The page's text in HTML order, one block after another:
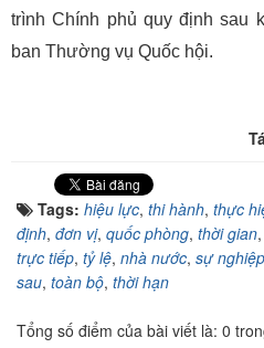
trình Chính phủ quy định sau
ban Thường vụ Quốc hội.
Tags: hiệu lực, thi hành, thực
định, đơn vị, quốc phòng, thời gian,
trực tiếp, tỷ lệ, nhà nước, sự nghiệp
sau, toàn bộ, thời hạn
Tổng số điểm của bài viết là: 0